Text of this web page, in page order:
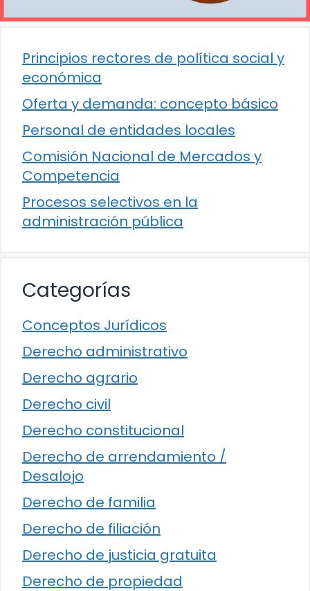
Principios rectores de política social y
económica
Oferta y demanda: concepto básico
Personal de entidades locales
Comisión Nacional de Mercados y
Competencia
Procesos selectivos en la
administración pública
Categorías
Conceptos Jurídicos
Derecho administrativo
Derecho agrario
Derecho civil
Derecho constitucional
Derecho de arrendamiento /
Desalojo
Derecho de familia
Derecho de filiación
Derecho de justicia gratuita
Derecho de propiedad